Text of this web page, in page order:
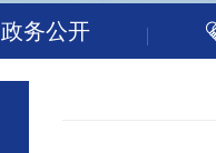
政务公开